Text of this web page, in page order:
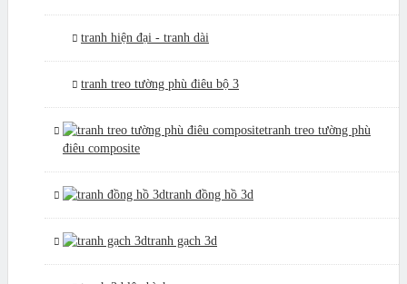
tranh hiện đại - tranh dài
tranh treo tường phù điêu bộ 3
tranh treo tường phù
điêu composite
tranh đồng hồ 3d
tranh gạch 3d